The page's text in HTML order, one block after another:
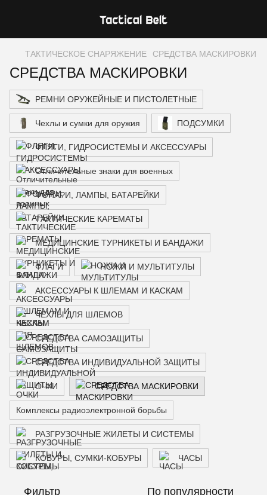
ТАКТИЧЕСКОЕ СНАРЯЖЕНИЕ СРЕДСТВА МАСКИРОВКИ
СРЕДСТВА МАСКИРОВКИ
РЕМНИ ОРУЖЕЙНЫЕ И ПИСТОЛЕТНЫЕ
Чехлы и сумки для оружия ПОДСУМКИ
ФЛЯГИ, ГИДРОСИСТЕМЫ И АКСЕССУАРЫ
Отличительные знаки для военных
ФОНАРИ, ЛАМПЫ, БАТАРЕЙКИ
ТАКТИЧЕСКИЕ КАРЕМАТЫ
МЕДИЦИНСКИЕ ТУРНИКЕТЫ И БАНДАЖИ
ФЛАГИ НОЖИ И МУЛЬТИТУЛЫ
АКСЕССУАРЫ К ШЛЕМАМ И КАСКАМ
ЧЕХЛЫ ДЛЯ ШЛЕМОВ
СРЕДСТВА САМОЗАЩИТЫ
СРЕДСТВА ИНДИВИДУАЛЬНОЙ ЗАЩИТЫ
ОЧКИ СРЕДСТВА МАСКИРОВКИ
Комплексы радиоэлектронной борьбы
РАЗГРУЗОЧНЫЕ ЖИЛЕТЫ И СИСТЕМЫ
КОБУРЫ, СУМКИ-КОБУРЫ ЧАСЫ
Фильтр По популярности